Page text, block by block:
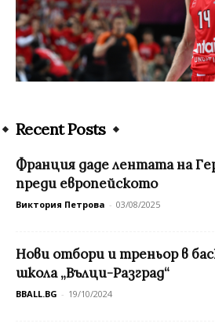
Recent Posts
Франция даде лентата на
преди европейското
Виктория Петрова - 03/08/2025
Нови отбори и треньор в
школа „Вълци-Разград“
BBALL.BG - 19/10/2024